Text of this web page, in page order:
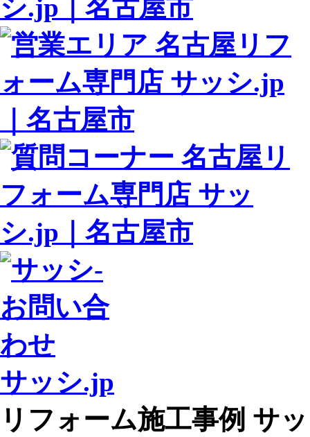
サッシ.jp
リフォーム施工事例 サ